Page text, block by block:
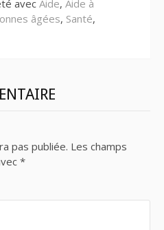
avec Aide, Aide à
âgées, Santé,
pas publiée. Les champs
*